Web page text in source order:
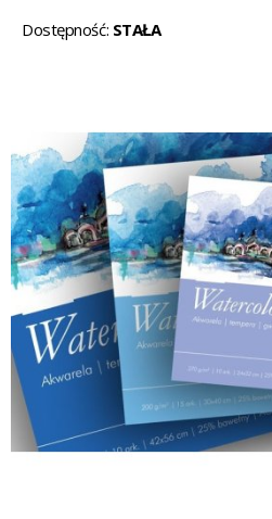
Dostępność: STAŁA